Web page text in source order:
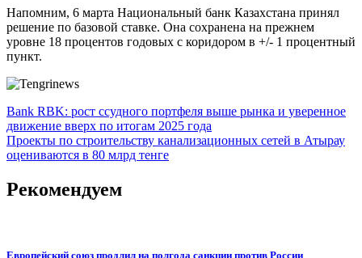
Напомним, 6 марта Национальный банк Казахстана принял
решение по базовой ставке. Она сохранена на прежнем
уровне 18 процентов годовых с коридором в +/- 1 процентный
пункт.
Навигация
по
записям
Bank RBK: рост ссудного портфеля выше рынка и уверенное
движение вверх по итогам 2025 года
Проекты по строительству канализационных сетей в Атырау
оцениваются в 80 млрд тенге
Рекомендуем
Европейский союз продлил на полгода санкции против России